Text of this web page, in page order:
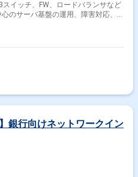
イッチ、FW、ロードバランサなど
のサーバ基盤の運用、障害対応、
銀行向けネットワークイン